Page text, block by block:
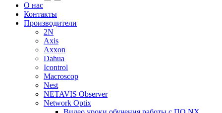
О нас
Контакты
Производители
2N
Axis
Axxon
Dahua
Icontrol
Macroscop
Nest
NETAVIS Observer
Network Optix